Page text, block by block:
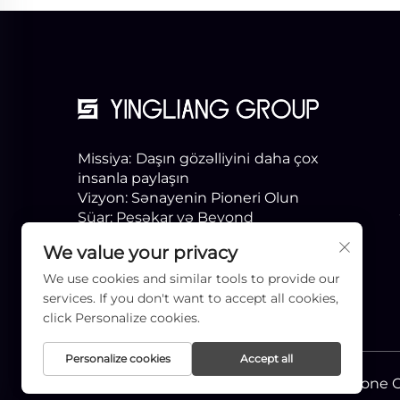
Missiya: Daşın gözəlliyini daha çox
insanla paylaşın
Vizyon: Sənayenin Pioneri Olun
Şüar: Peşəkar və Beyond
Müəllif hüquqları © Xiamen Yingliang
We value your privacy
We use cookies and similar tools to provide our
services. If you don't want to accept all cookies,
click Personalize cookies.
Personalize cookies Accept all